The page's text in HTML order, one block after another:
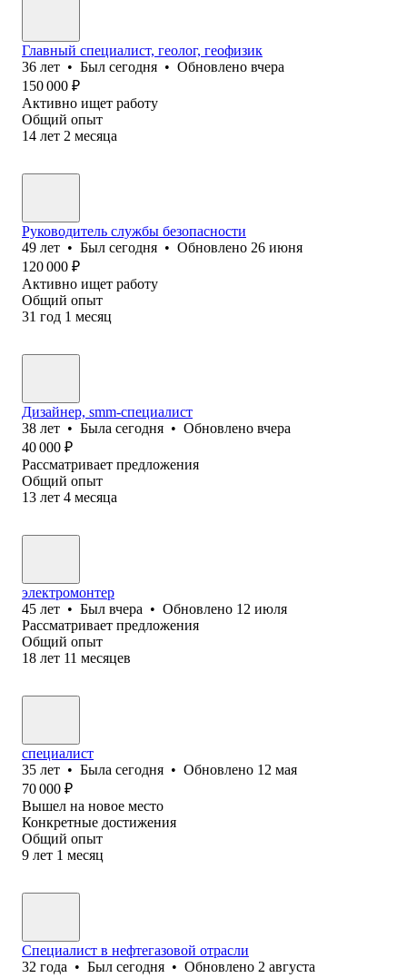
Главный специалист, геолог, геофизик
36 лет • Был сегодня • Обновлено вчера
150 000 ₽
Активно ищет работу
Общий опыт
14 лет 2 месяца
Руководитель службы безопасности
49 лет • Был сегодня • Обновлено 26 июня
120 000 ₽
Активно ищет работу
Общий опыт
31 год 1 месяц
Дизайнер, smm-специалист
38 лет • Была сегодня • Обновлено вчера
40 000 ₽
Рассматривает предложения
Общий опыт
13 лет 4 месяца
электромонтер
45 лет • Был вчера • Обновлено 12 июля
Рассматривает предложения
Общий опыт
18 лет 11 месяцев
специалист
35 лет • Была сегодня • Обновлено 12 мая
70 000 ₽
Вышел на новое место
Конкретные достижения
Общий опыт
9 лет 1 месяц
Специалист в нефтегазовой отрасли
32 года • Был сегодня • Обновлено 2 августа